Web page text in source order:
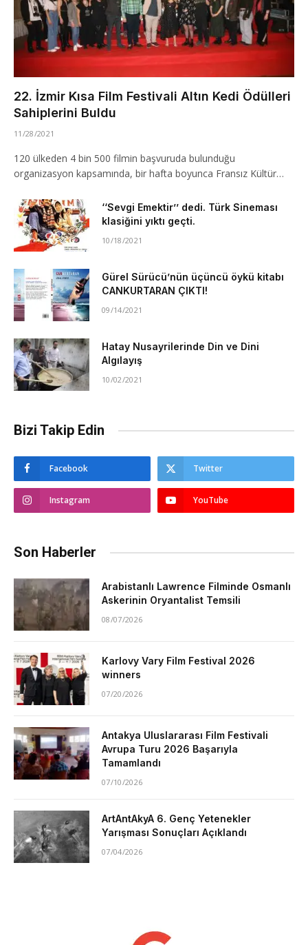
22. İzmir Kısa Film Festivali Altın Kedi Ödülleri
Sahiplerini Buldu
11/28/2021
120 ülkeden 4 bin 500 filmin başvuruda bulunduğu
organizasyon kapsamında, bir hafta boyunca Fransız Kültür…
‘‘Sevgi Emektir’’ dedi. Türk Sineması
klasiğini yıktı geçti.
10/18/2021
Gürel Sürücü’nün üçüncü öykü kitabı
CANKURTARAN ÇIKTI!
09/14/2021
Hatay Nusayrilerinde Din ve Dini
Algılayış
10/02/2021
Bizi Takip Edin
Facebook Twitter
Instagram YouTube
Son Haberler
Arabistanlı Lawrence Filminde Osmanlı
Askerinin Oryantalist Temsili
08/07/2026
Karlovy Vary Film Festival 2026
winners
07/20/2026
Antakya Uluslararası Film Festivali
Avrupa Turu 2026 Başarıyla
Tamamlandı
07/10/2026
ArtAntAkyA 6. Genç Yetenekler
Yarışması Sonuçları Açıklandı
07/04/2026